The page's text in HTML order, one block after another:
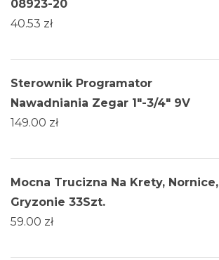
08923-20
40.53 zł
Sterownik Programator
Nawadniania Zegar 1"-3/4" 9V
149.00 zł
Mocna Trucizna Na Krety, Nornice,
Gryzonie 33Szt.
59.00 zł